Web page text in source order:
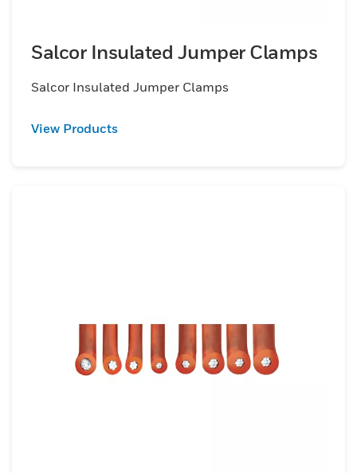
Salcor Insulated Jumper Clamps
Salcor Insulated Jumper Clamps
View Products